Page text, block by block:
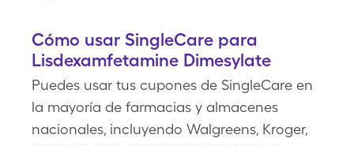
Cómo usar SingleCare para
Lisdexamfetamine Dimesylate
Puedes usar tus cupones de SingleCare en
la mayoría de farmacias y almacenes
nacionales, incluyendo Walgreens, Kroger,